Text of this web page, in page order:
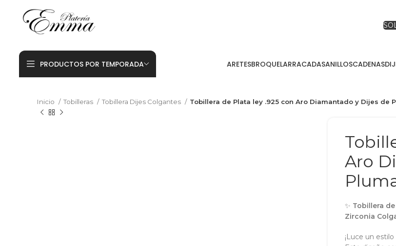
PRODUCTOS POR TEMPORADA ARETESBROQUELARRACADASANILLOSCADENAS
Inicio Tobilleras Tobillera Dijes Colgantes Tobillera de Plata ley .925 con Aro Diamantado y Dijes de
Aro
✨ Tobillera
Zirconia
¡Luce un